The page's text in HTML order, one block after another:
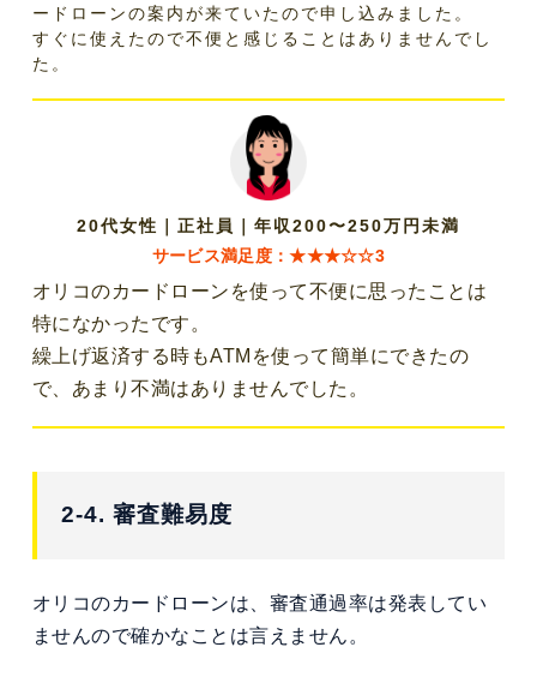
ードローンの案内が来ていたので申し込みました。
すぐに使えたので不便と感じることはありませんでし
た。
20代女性｜正社員｜年収200〜250万円未満
サービス満足度：★★★☆☆3
オリコのカードローンを使って不便に思ったことは
特になかったです。
繰上げ返済する時もATMを使って簡単にできたの
で、あまり不満はありませんでした。
2-4. 審査難易度
オリコのカードローンは、審査通過率は発表してい
ませんので確かなことは言えません。